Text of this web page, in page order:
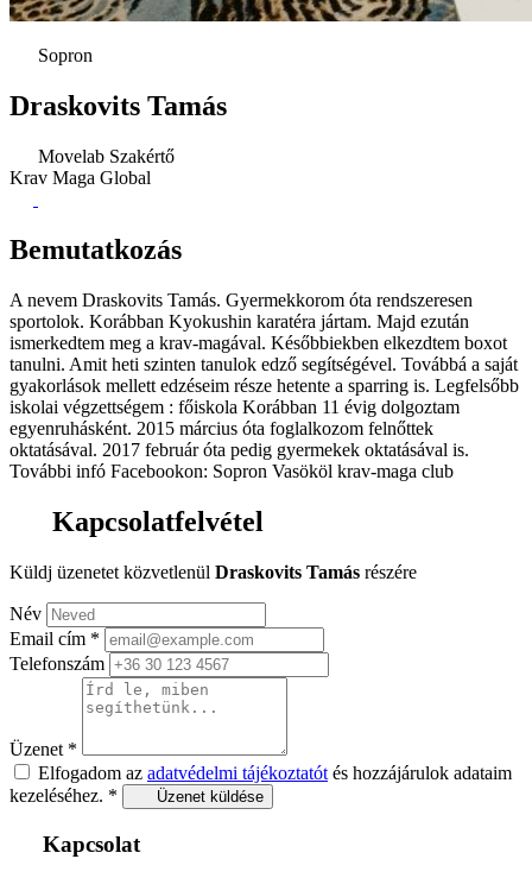
Sopron
Draskovits Tamás
Movelab Szakértő
Krav Maga Global
Bemutatkozás
A nevem Draskovits Tamás. Gyermekkorom óta rendszeresen
sportolok. Korábban Kyokushin karatéra jártam. Majd ezután
ismerkedtem meg a krav-magával. Későbbiekben elkezdtem boxot
tanulni. Amit heti szinten tanulok edző segítségével. Továbbá a saját
gyakorlások mellett edzéseim része hetente a sparring is. Legfelsőbb
iskolai végzettségem : főiskola Korábban 11 évig dolgoztam
egyenruhásként. 2015 március óta foglalkozom felnőttek
oktatásával. 2017 február óta pedig gyermekek oktatásával is.
További infó Facebookon: Sopron Vasököl krav-maga club
Kapcsolatfelvétel
Küldj üzenetet közvetlenül Draskovits Tamás részére
Név
Email cím *
Telefonszám
Üzenet *
Elfogadom az adatvédelmi tájékoztatót és hozzájárulok adataim
kezeléséhez. * Üzenet küldése
Kapcsolat